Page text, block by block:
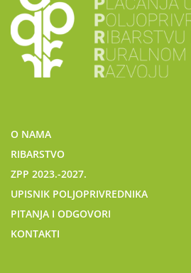
O NAMA
RIBARSTVO
ZPP 2023.-2027.
UPISNIK POLJOPRIVREDNIKA
PITANJA I ODGOVORI
KONTAKTI